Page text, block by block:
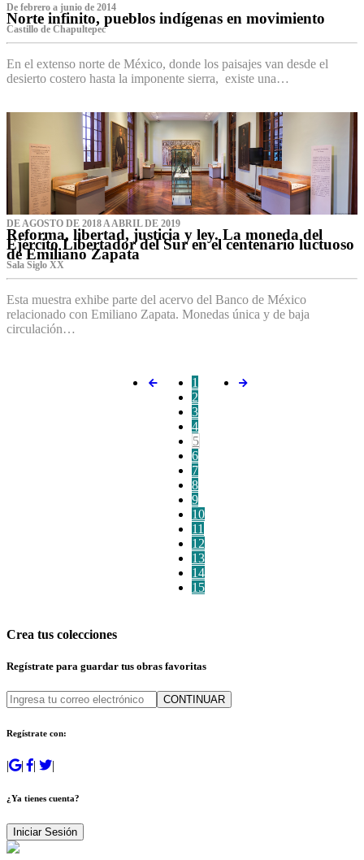
De febrero a junio de 2014
Norte infinito, pueblos indígenas en movimiento
Castillo de Chapultepec
En el extenso norte de México, donde los paisajes van desde el
desierto costero hasta la imponente sierra, existe una…
DE AGOSTO DE 2018 A ABRIL DE 2019
Reforma, libertad, justicia y ley. La moneda del
Ejército Libertador del Sur en el centenario luctuoso
de Emiliano Zapata
Sala Siglo XX
Esta muestra exhibe parte del acervo del Banco de México
relacionado con Emiliano Zapata. Monedas única y de baja
circulación…
1
2
3
4
5
6
7
8
9
10
11
12
13
14
15
Crea tus colecciones
Regístrate para guardar tus obras favoritas
CONTINUAR
Regístrate con:
| | | |
¿Ya tienes cuenta?
Iniciar Sesión